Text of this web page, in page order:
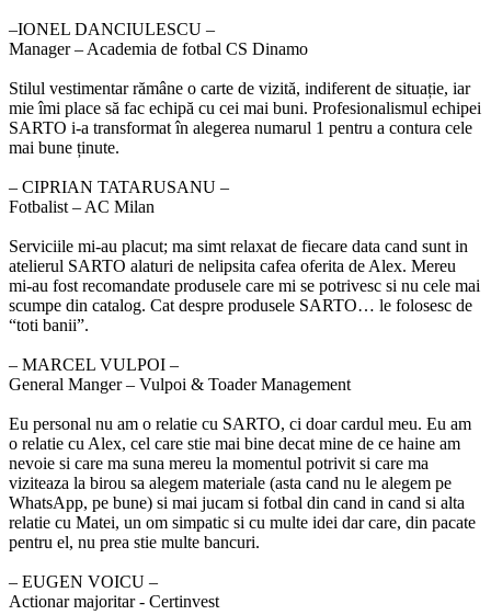
‒IONEL DANCIULESCU –
Manager – Academia de fotbal CS Dinamo
Stilul vestimentar rămâne o carte de vizită, indiferent de situație, iar
mie îmi place să fac echipă cu cei mai buni. Profesionalismul echipei
SARTO i-a transformat în alegerea numarul 1 pentru a contura cele
mai bune ținute.
‒ CIPRIAN TATARUSANU –
Fotbalist – AC Milan
Serviciile mi-au placut; ma simt relaxat de fiecare data cand sunt in
atelierul SARTO alaturi de nelipsita cafea oferita de Alex. Mereu
mi-au fost recomandate produsele care mi se potrivesc si nu cele mai
scumpe din catalog. Cat despre produsele SARTO… le folosesc de
“toti banii”.
‒ MARCEL VULPOI –
General Manger – Vulpoi & Toader Management
Eu personal nu am o relatie cu SARTO, ci doar cardul meu. Eu am
o relatie cu Alex, cel care stie mai bine decat mine de ce haine am
nevoie si care ma suna mereu la momentul potrivit si care ma
viziteaza la birou sa alegem materiale (asta cand nu le alegem pe
WhatsApp, pe bune) si mai jucam si fotbal din cand in cand si alta
relatie cu Matei, un om simpatic si cu multe idei dar care, din pacate
pentru el, nu prea stie multe bancuri.
‒ EUGEN VOICU –
Actionar majoritar - Certinvest